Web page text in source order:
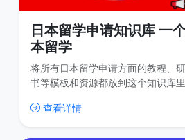
日本留学申请知识库 一
本留学
将所有日本留学申请方面的教程、
书等模板和资源都放到这个知识库
高效很多，也免去了很多不必要的下
查看详情